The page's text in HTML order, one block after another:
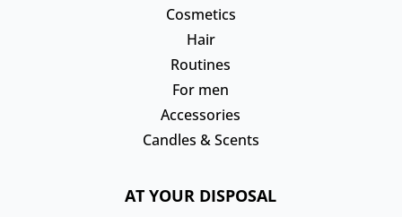
Cosmetics
Hair
Routines
For men
Accessories
Candles & Scents
AT YOUR DISPOSAL